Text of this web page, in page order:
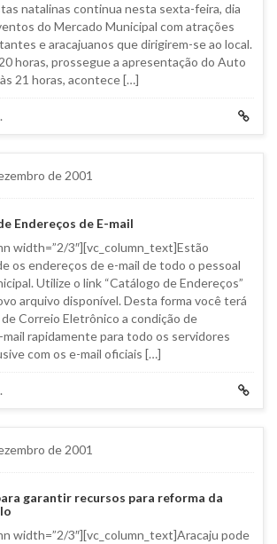
natalinas continua nesta sexta-feira, dia
do Mercado Municipal com atrações
e aracajuanos que dirigirem-se ao local.
horas, prossegue a apresentação do Auto
21 horas, acontece […]
.
de 2001
Endereços de E-mail
width=”2/3″][vc_column_text]Estão
os endereços de e-mail de todo o pessoal
Utilize o link “Catálogo de Endereços”
arquivo disponível. Desta forma você terá
Correio Eletrônico a condição de
rapidamente para todo os servidores
com os e-mail oficiais […]
.
de 2001
garantir recursos para reforma da
width=”2/3″][vc_column_text]Aracaju pode